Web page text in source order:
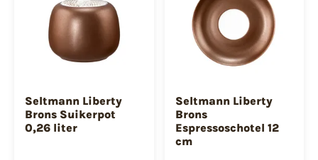
Seltmann Liberty
Brons Suikerpot
0,26 liter
Seltmann Liberty
Brons
Espressoschotel 12
cm